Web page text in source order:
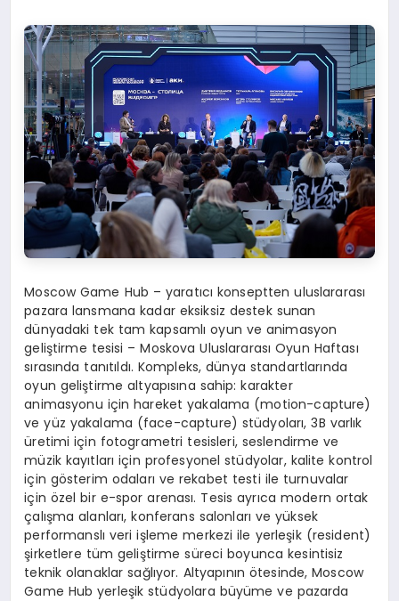
Moscow Game Hub – yaratıcı konseptten uluslararası
pazara lansmana kadar eksiksiz destek sunan
dünyadaki tek tam kapsamlı oyun ve animasyon
geliştirme tesisi – Moskova Uluslararası Oyun Haftası
sırasında tanıtıldı. Kompleks, dünya standartlarında
oyun geliştirme altyapısına sahip: karakter
animasyonu için hareket yakalama (motion-capture)
ve yüz yakalama (face-capture) stüdyoları, 3B varlık
üretimi için fotogrametri tesisleri, seslendirme ve
müzik kayıtları için profesyonel stüdyolar, kalite kontrol
için gösterim odaları ve rekabet testi ile turnuvalar
için özel bir e-spor arenası. Tesis ayrıca modern ortak
çalışma alanları, konferans salonları ve yüksek
performanslı veri işleme merkezi ile yerleşik (resident)
şirketlere tüm geliştirme süreci boyunca kesintisiz
teknik olanaklar sağlıyor. Altyapının ötesinde, Moscow
Game Hub yerleşik stüdyolara büyüme ve pazarda